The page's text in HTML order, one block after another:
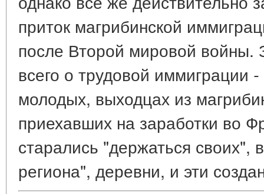
приток магрибинской
после Второй мировой войны.
всего о трудовой иммиграции -
молодых, выходцах из
приехавших на заработки во
старались "держаться своих",
региона", деревни, и эти